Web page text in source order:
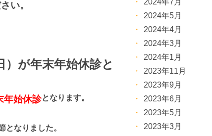
い。
）が年末年始休診と
年始休診となります。
となりました。
2024年5月
2024年4月
2024年3月
2024年1月
2023年11月
2023年9月
2023年6月
2023年5月
2023年3月